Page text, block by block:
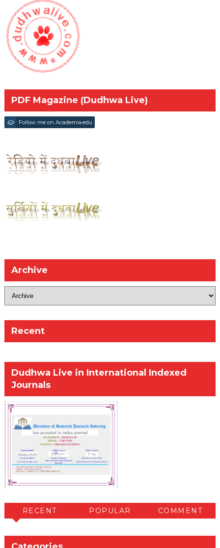
PDF Magazine (Dudhwa Live)
Follow me on Academia.edu
Archive
Recent
Dudhwa Live in International Indexed
Journals
RECENT POPULAR COMMENT